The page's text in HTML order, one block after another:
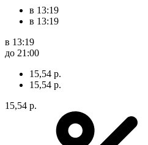
в 13:19
в 13:19
в 13:19
до 21:00
15,54 р.
15,54 р.
15,54 р.